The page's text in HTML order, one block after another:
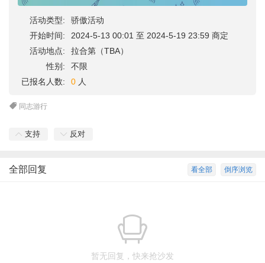
活动类型:
骄傲活动
开始时间:
2024-5-13 00:01 至 2024-5-19 23:59 商定
活动地点:
拉合第（TBA）
性别:
不限
已报名人数:
0 人
同志游行
支持 反对
倒序浏览
看全部
全部回复
暂无回复，快来抢沙发